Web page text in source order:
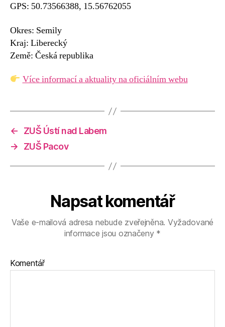
GPS: 50.73566388, 15.56762055
Okres: Semily
Kraj: Liberecký
Země: Česká republika
Více informací a aktuality na oficiálním webu
←
ZUŠ Ústí nad Labem
→
ZUŠ Pacov
Napsat komentář
Vaše e-mailová adresa nebude zveřejněna. Vyžadované
informace jsou označeny *
Komentář